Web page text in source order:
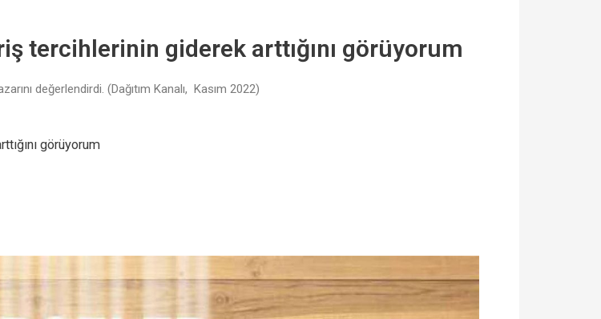
tercihlerinin giderek arttığını görüyorum
değerlendirdi. (Dağıtım Kanalı, Kasım 2022)
görüyorum